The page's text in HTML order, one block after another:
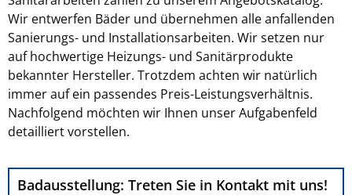
Wir entwerfen Bäder und übernehmen alle anfallenden
Sanierungs- und Installationsarbeiten. Wir setzen nur
auf hochwertige Heizungs- und Sanitärprodukte
bekannter Hersteller. Trotzdem achten wir natürlich
immer auf ein passendes Preis-Leistungsverhältnis.
Nachfolgend möchten wir Ihnen unser Aufgabenfeld
detailliert vorstellen.
Badausstellung: Treten Sie in Kontakt mit uns!